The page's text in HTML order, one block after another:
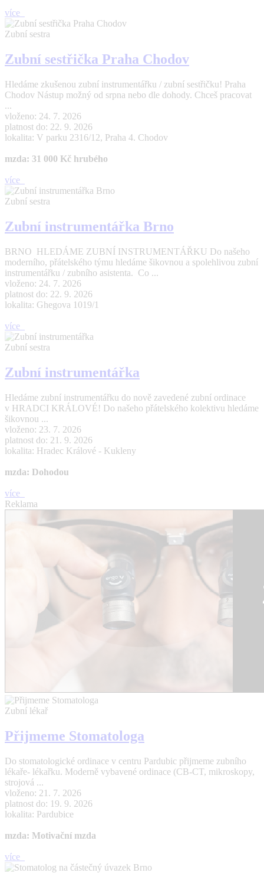
více
Zubní sestra
Zubní sestřička Praha Chodov
Hledáme zkušenou zubní instrumentářku / zubní sestřičku! Praha
Chodov Nástup možný od srpna nebo dle dohody. Chceš pracovat
...
vloženo: 24. 7. 2026
platnost do: 22. 9. 2026
lokalita: V parku 2316/12, Praha 4. Chodov
mzda: 31 000 Kč hrubého
více
Zubní sestra
Zubní instrumentářka Brno
BRNO HLEDÁME ZUBNÍ INSTRUMENTÁŘKU Do našeho
moderního, přátelského týmu hledáme šikovnou a spolehlivou zubní
instrumentářku / zubního asistenta. Co ...
vloženo: 24. 7. 2026
platnost do: 22. 9. 2026
lokalita: Ghegova 1019/1
více
Zubní sestra
Zubní instrumentářka
Hledáme zubní instrumentářku do nově zavedené zubní ordinace
v HRADCI KRÁLOVÉ! Do našeho přátelského kolektivu hledáme
šikovnou ...
vloženo: 23. 7. 2026
platnost do: 21. 9. 2026
lokalita: Hradec Králové - Kukleny
mzda: Dohodou
více
Reklama
Zubní lékař
Přijmeme Stomatologa
Do stomatologické ordinace v centru Pardubic přijmeme zubního
lékaře- lékařku. Moderně vybavené ordinace (CB-CT, mikroskopy,
strojová ...
vloženo: 21. 7. 2026
platnost do: 19. 9. 2026
lokalita: Pardubice
mzda: Motivační mzda
více